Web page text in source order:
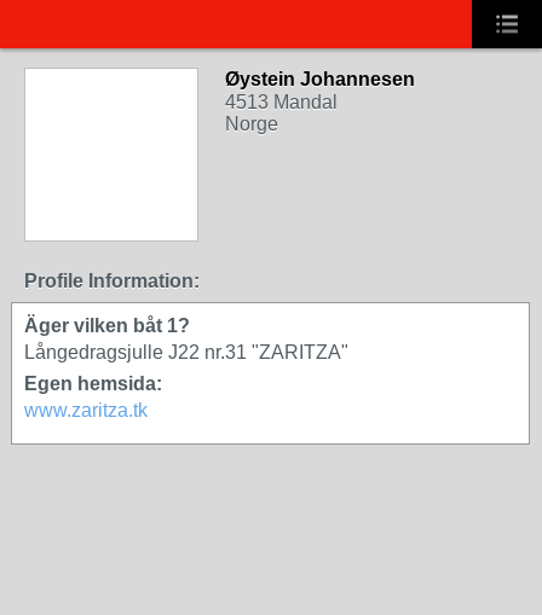
Øystein Johannesen
4513 Mandal
Norge
Profile Information:
Äger vilken båt 1?
Långedragsjulle J22 nr.31 "ZARITZA"
Egen hemsida:
www.zaritza.tk